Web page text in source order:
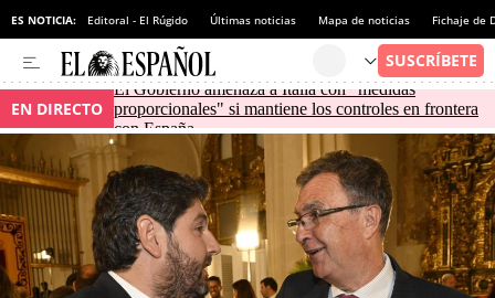
ES NOTICIA: Editoral - El Rúgido Últimas noticias Mapa de noticias Fichaje de
EN DIRECTO
El Gobierno amenaza a Italia con "medidas
proporcionales" si mantiene los controles en frontera
con España